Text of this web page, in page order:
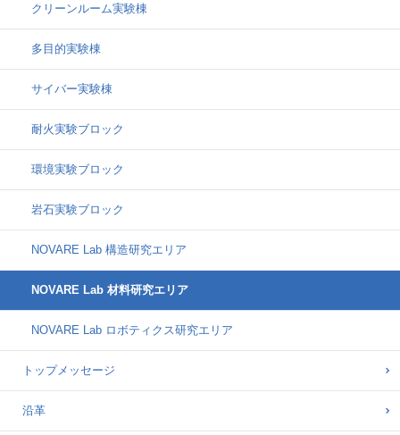
クリーンルーム実験棟
多目的実験棟
サイバー実験棟
耐火実験ブロック
環境実験ブロック
岩石実験ブロック
NOVARE Lab 構造研究エリア
NOVARE Lab 材料研究エリア
NOVARE Lab ロボティクス研究エリア
トップメッセージ
沿革